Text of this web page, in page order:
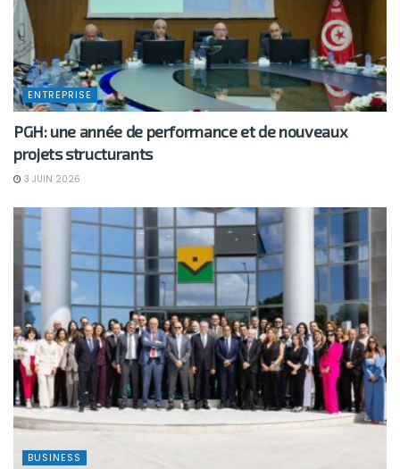
ENTREPRISE
PGH: une année de performance et de nouveaux
projets structurants
3 JUIN 2026
BUSINESS